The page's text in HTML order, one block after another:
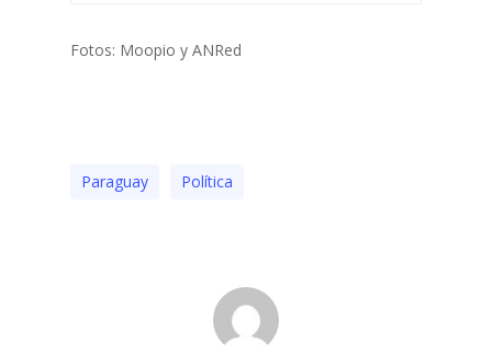
Fotos: Moopio y ANRed
Paraguay Polí­tica